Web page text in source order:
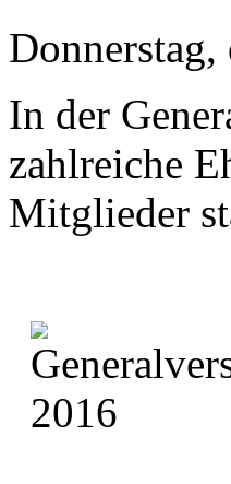
In der
zahlreiche
Mitglieder